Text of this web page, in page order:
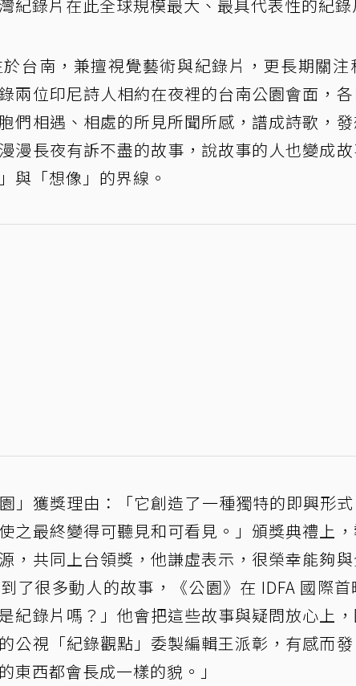
紀錄片在此全球規模最大、最具代表性的紀錄
台南，兼擅視覺藝術與紀錄片，更長期關
兩位印尼詩人相約在夜裡的台南公園會面，
們相遇、相處的所見所聞所感，譜成詩歌，
漫長夜有訴不盡的故事，說故事的人也變成
與「想像」的界線。
」獲獎理由：「它創造了一種獨特的即興形
之最終變得可聽見和可看見。」頒獎典禮上
，共同上台領獎，他謙虛表示，很榮幸能夠
了很多動人的故事，《公園》在 IDFA 國際
紀錄片嗎？」他會把這些故事與疑問放心上
公視「紀錄觀點」委製編輯王派彰，有感而
東西都會長成一樣的貌。」